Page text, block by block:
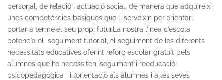
personal, de relació i actuació social, de manera que adquireixi
unes competències bàsiques que li serveixin per orientar i
portar a terme el seu propi futur.La nostra l’inea d’escola
potencía el seguiment tutorial, el seguiment de les diferents
necessitats educatives oferint reforç escolar gratuït pels
alumnes que ho necessiten, seguiment i reeducació
psicopedagògica i l’orientació als alumnes i a les seves